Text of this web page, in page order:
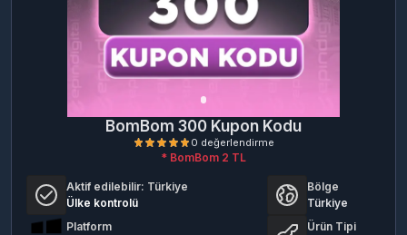
BomBom 300 Kupon Kodu
* BomBom 2 TL
Aktif edilebilir: Türkiye
Ülke kontrolü
Bölge
Türkiye
Platform
Ürün Tipi